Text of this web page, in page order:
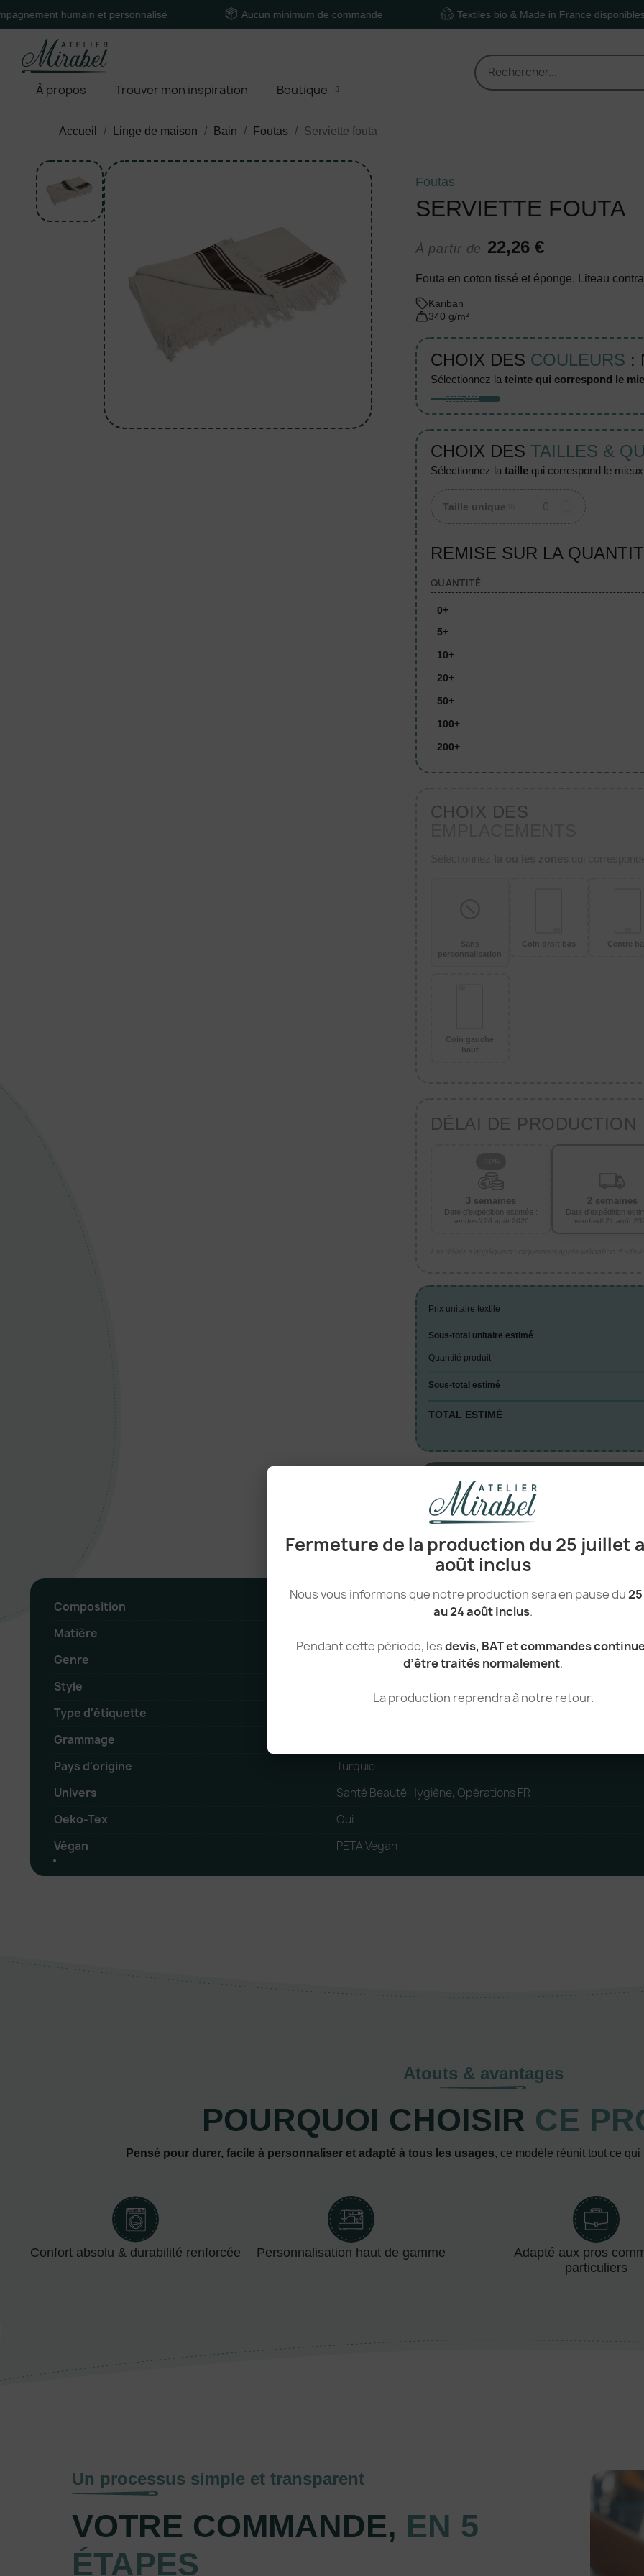
Fermeture de la production du 25 juillet
août inclus
Nous vous informons que notre production sera en pause du
au 24 août inclus.
Pendant cette période, lesdevis, BAT et commandes
d’être traités normalement.
La production reprendra à notre retour.
humain et personnalisé Aucun minimum de commande Textiles bio & Made in France disponibles
À propos Trouver mon inspiration Boutique
Accueil Linge de maison Bain Foutas Serviette fouta
Foutas
SERVIETTE FOUTA
À partir de 22,26 €
Fouta en coton tissé et éponge. Liteau
Kariban
340 g/m²
CHOIX DES COULEURS :
sélectionnez la teinte qui correspond le
CHOIX DES TAILLES &
sélectionnez la taillequi correspond le
Taille unique
REMISE SUR LA
QUANTITÉ
0+
5+
10+
20+
50+
100+
200+
CHOIX DES
Sans
personnalisation
Coin droit bas Centre
Coin gauche
haut
DÉLAI DE PRODUCTION
3 semaines
Date d'expédition estimée :
vendredi 28 août 2026
2 semaines
Date d'expédition
vendredi 21 août
Prix unitaire textile
Sous-total unitaire estimé
Quantité produit
Sous-total estimé
TOTAL ESTIMÉ
Composition
Matière
Genre
Style
Type d'étiquette
Grammage
Pays d'origine
Turquie
Univers
Santé Beauté Hygiène, Opérations FR
Oeko-Tex
Oui
Végan
PETA Vegan
Atouts & avantages
POURQUOI CHOISIR CE
Pensé pour durer, facile à personnaliser et adapté à tous les usages, ce modèle réunit tout ce
Confort absolu & durabilité renforcée Personnalisation haut de gamme
Adapté aux pros
particuliers
Un processus simple et transparent
VOTRE COMMANDE, EN 5
ÉTAPES